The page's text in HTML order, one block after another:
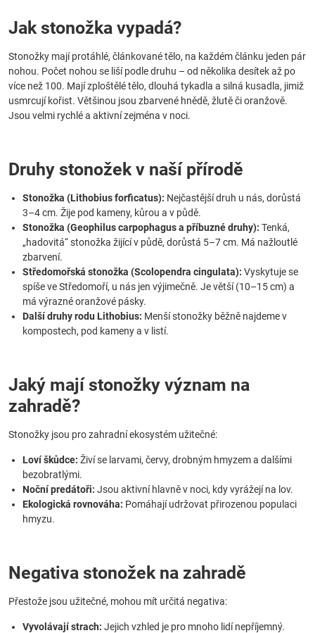
Jak stonožka vypadá?
Stonožky mají protáhlé, článkované tělo, na každém článku jeden pár
nohou. Počet nohou se liší podle druhu – od několika desítek až po
více než 100. Mají zploštělé tělo, dlouhá tykadla a silná kusadla, jimiž
usmrcují kořist. Většinou jsou zbarvené hnědě, žlutě či oranžově.
Jsou velmi rychlé a aktivní zejména v noci.
Druhy stonožek v naší přírodě
Stonožka (Lithobius forficatus): Nejčastější druh u nás, dorůstá
3–4 cm. Žije pod kameny, kůrou a v půdě.
Stonožka (Geophilus carpophagus a příbuzné druhy): Tenká,
„hadovitá“ stonožka žijící v půdě, dorůstá 5–7 cm. Má nažloutlé
zbarvení.
Středomořská stonožka (Scolopendra cingulata): Vyskytuje se
spíše ve Středomoří, u nás jen výjimečně. Je větší (10–15 cm) a
má výrazné oranžové pásky.
Další druhy rodu Lithobius: Menší stonožky běžně najdeme v
kompostech, pod kameny a v listí.
Jaký mají stonožky význam na
zahradě?
Stonožky jsou pro zahradní ekosystém užitečné:
Loví škůdce: Živí se larvami, červy, drobným hmyzem a dalšími
bezobratlými.
Noční predátoři: Jsou aktivní hlavně v noci, kdy vyrážejí na lov.
Ekologická rovnováha: Pomáhají udržovat přirozenou populaci
hmyzu.
Negativa stonožek na zahradě
Přestože jsou užitečné, mohou mít určitá negativa:
Vyvolávají strach: Jejich vzhled je pro mnoho lidí nepříjemný.